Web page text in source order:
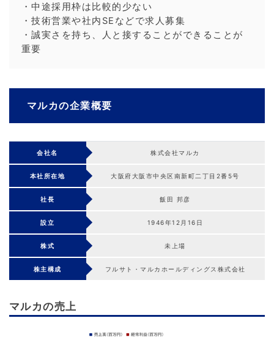
・中途採用枠は比較的少ない
・技術営業や社内SEなどで求人募集
・誠実さを持ち、人と接することができることが
重要
マルカの企業概要
会社名 株式会社マルカ
本社所在地 大阪府大阪市中央区南新町二丁目2番5号
社長 飯田 邦彦
設立 1946年12月16日
株式 未上場
株主構成 フルサト・マルカホールディングス株式会社
マルカの売上